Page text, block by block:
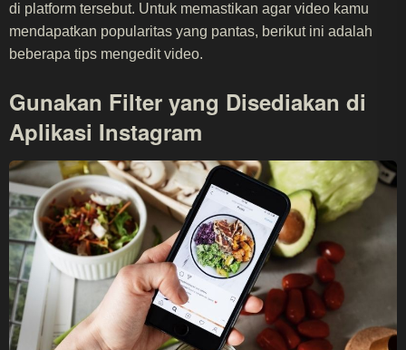
di platform tersebut. Untuk memastikan agar video kamu
mendapatkan popularitas yang pantas, berikut ini adalah
beberapa tips mengedit video.
Gunakan Filter yang Disediakan di
Aplikasi Instagram